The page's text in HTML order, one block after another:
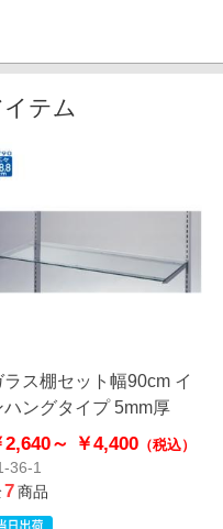
テム
ラス棚セット幅90cm イ
ハングタイプ 5mm厚
2,640～ ￥4,400（税込）
36-1
7商品